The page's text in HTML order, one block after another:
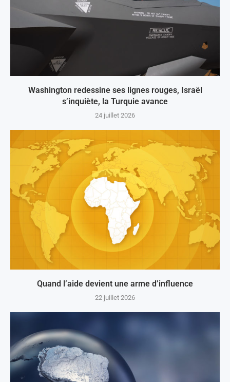
Washington redessine ses lignes rouges, Israël
s’inquiète, la Turquie avance
24 juillet 2026
Quand l’aide devient une arme d’influence
22 juillet 2026